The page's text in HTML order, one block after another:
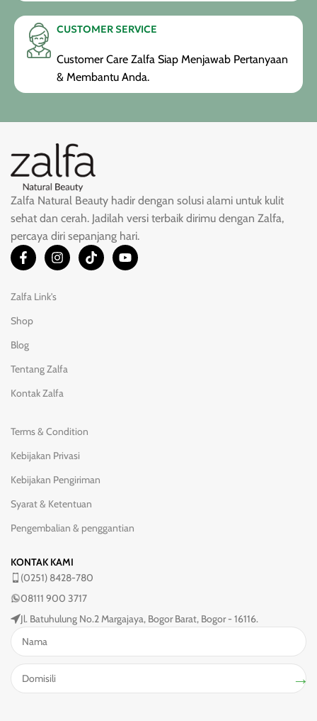
CUSTOMER SERVICE
Customer Care Zalfa Siap Menjawab Pertanyaan
& Membantu Anda.
Zalfa Natural Beauty hadir dengan solusi alami untuk kulit
sehat dan cerah. Jadilah versi terbaik dirimu dengan Zalfa,
percaya diri sepanjang hari.
Zalfa Link's
Shop
Blog
Tentang Zalfa
Kontak Zalfa
Terms & Condition
Kebijakan Privasi
Kebijakan Pengiriman
Syarat & Ketentuan
Pengembalian & penggantian
KONTAK KAMI
(0251) 8428-780
08111 900 3717
Jl. Batuhulung No.2 Margajaya, Bogor Barat, Bogor - 16116.
→